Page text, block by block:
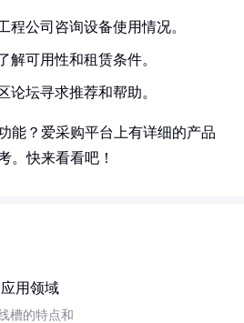
程公司咨询设备使用情况。
解可用性和租赁条件。
论坛寻求推荐和帮助。
能？爱采购平台上有详细的产品
。快来看看吧！
用领域
槽的特点和